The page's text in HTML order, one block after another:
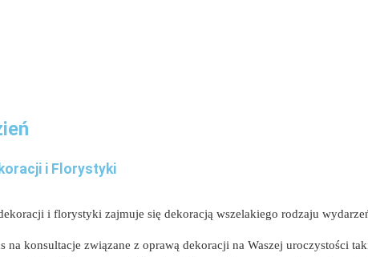
i Florystyki
i florystyki zajmuje się dekoracją wszelakiego rodzaju
na konsultacje związane z oprawą dekoracji na Waszej uroczystości